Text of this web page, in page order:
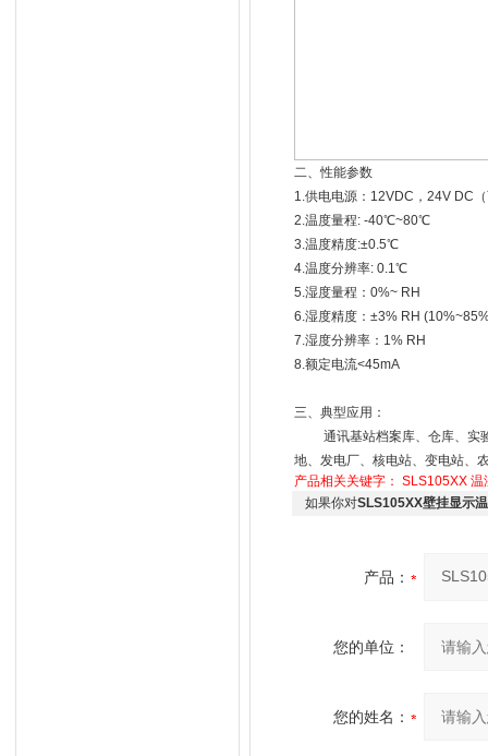
二、性能参数
1.供电电源：12VDC，24V DC
2.温度量程: -40℃~80℃
3.温度精度:±0.5℃
4.温度分辨率: 0.1℃
5.湿度量程：0%~ RH
6.湿度精度：±3% RH
7.湿度分辨率：1% RH
8.额定电流<45mA
三、典型应用：
通讯基站档案库、仓库、实验
地、发电厂、核电站、变电站、
产品相关关键字： SLS105XX 温
如果你对SLS105XX壁挂显示
产品：
您的单位：
您的姓名：